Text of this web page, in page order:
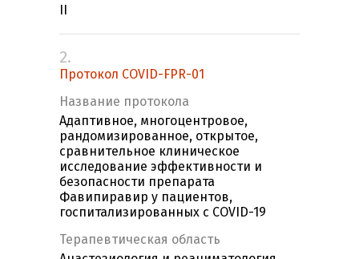
2.
Протокол COVID-FPR-01
Название протокола
Адаптивное, многоцентровое,
рандомизированное, открытое,
сравнительное клиническое
исследование эффективности и
безопасности препарата
Фавипиравир у пациентов,
госпитализированных с COVID-19
Терапевтическая область